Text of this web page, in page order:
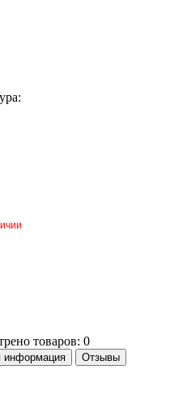
товаров: 0
информация
Отзывы